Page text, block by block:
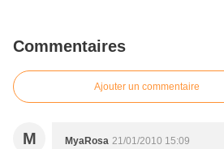
Commentaires
Ajouter un commentaire
M MyaRosa 21/01/2010 15:09